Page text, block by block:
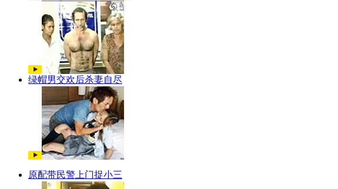
绿帽男交欢后杀妻自尽
原配带民警上门捉小三